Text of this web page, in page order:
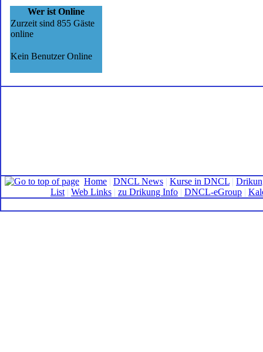
Wer ist Online
Zurzeit sind 855 Gäste
online
Kein Benutzer Online
Home | DNCL News | Kurse in DNCL |
List | Web Links | zu Drikung Info | DNCL-eGroup |